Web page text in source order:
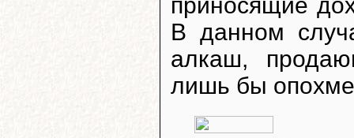
В данном
алкаш,
лишь бы